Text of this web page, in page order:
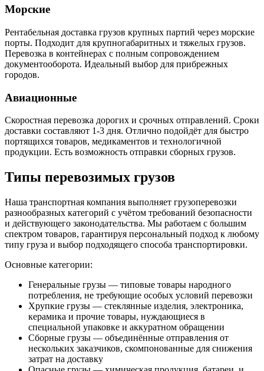
Морские
Рентабельная доставка грузов крупных партий через морские
порты. Подходит для крупногабаритных и тяжелых грузов.
Перевозка в контейнерах с полным сопровождением
документооборота. Идеальный выбор для прибрежных
городов.
Авиационные
Скоростная перевозка дорогих и срочных отправлений. Сроки
доставки составляют 1-3 дня. Отлично подойдёт для быстро
портящихся товаров, медикаментов и технологичной
продукции. Есть возможность отправки сборных грузов.
Типы перевозимых грузов
Наша транспортная компания выполняет грузоперевозки
разнообразных категорий с учётом требований безопасности
и действующего законодательства. Мы работаем с большим
спектром товаров, гарантируя персональный подход к любому
типу груза и выбор подходящего способа транспортировки.
Основные категории:
Генеральные грузы — типовые товары народного
потребления, не требующие особых условий перевозки
Хрупкие грузы — стеклянные изделия, электроника,
керамика и прочие товары, нуждающиеся в
специальной упаковке и аккуратном обращении
Сборные грузы — объединённые отправления от
нескольких заказчиков, скомпонованные для снижения
затрат на доставку